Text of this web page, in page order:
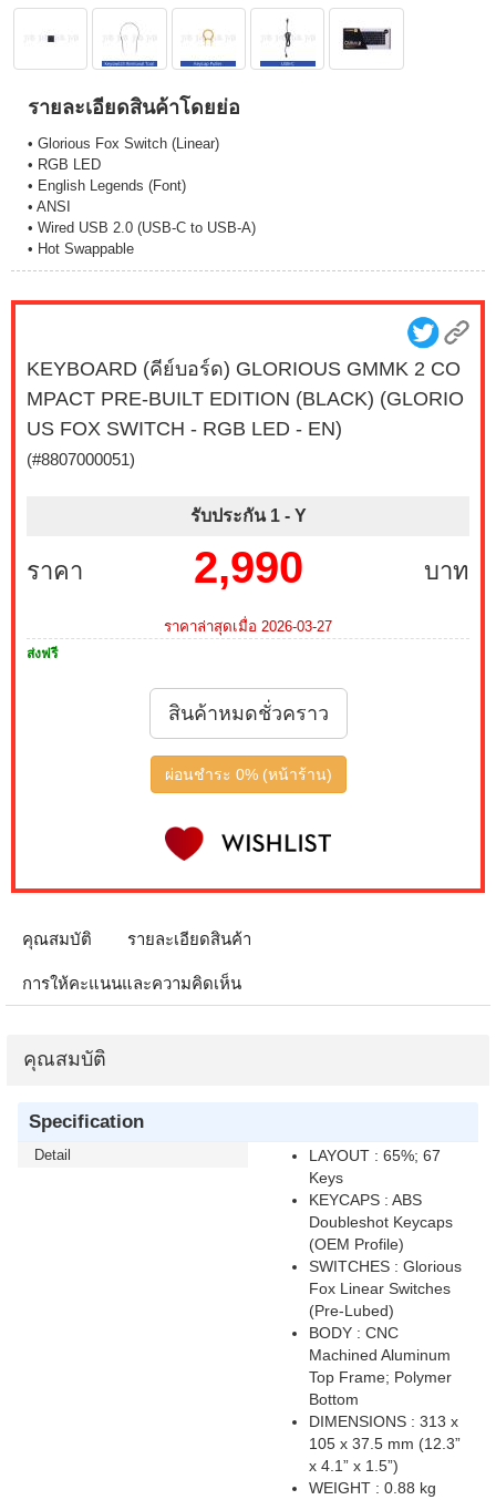
รายละเอียดสินค้าโดยย่อ
• Glorious Fox Switch (Linear)
• RGB LED
• English Legends (Font)
• ANSI
• Wired USB 2.0 (USB-C to USB-A)
• Hot Swappable
KEYBOARD (คีย์บอร์ด) GLORIOUS GMMK 2 CO
MPACT PRE-BUILT EDITION (BLACK) (GLORIO
US FOX SWITCH - RGB LED - EN)
(#8807000051)
รับประกัน 1 - Y
ราคา บาท
2,990
ราคาล่าสุดเมื่อ 2026-03-27
ส่งฟรี
สินค้าหมดชั่วคราว
ผ่อนชำระ 0% (หน้าร้าน)
คุณสมบัติ รายละเอียดสินค้า
การให้คะแนนและความคิดเห็น
คุณสมบัติ
Specification
Detail
LAYOUT : 65%; 67
Keys
KEYCAPS : ABS
Doubleshot Keycaps
(OEM Profile)
SWITCHES : Glorious
Fox Linear Switches
(Pre-Lubed)
BODY : CNC
Machined Aluminum
Top Frame; Polymer
Bottom
DIMENSIONS : 313 x
105 x 37.5 mm (12.3”
x 4.1” x 1.5”)
WEIGHT : 0.88 kg